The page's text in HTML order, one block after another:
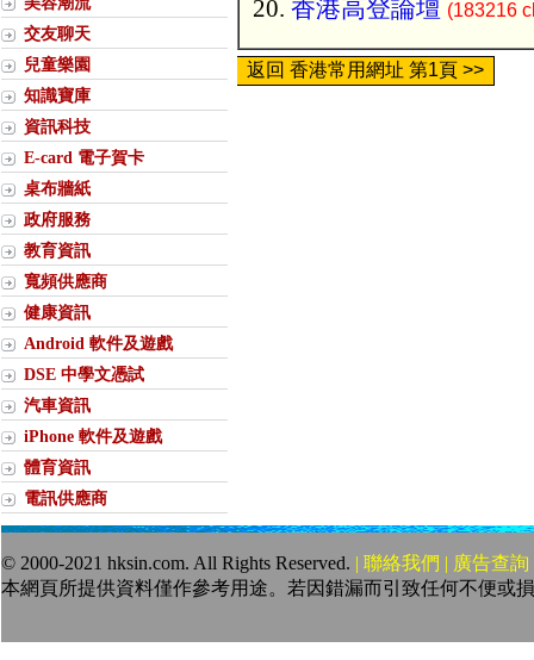
交友聊天
兒童樂園
知識寶庫
資訊科技
E-card 電子賀卡
桌布牆紙
政府服務
教育資訊
寬頻供應商
健康資訊
Android 軟件及遊戲
DSE 中學文憑試
汽車資訊
iPhone 軟件及遊戲
體育資訊
電訊供應商
香港高登論壇 (183216
返回 香港常用網址 第1頁 >>
© 2000-2021 hksin.com. All Rights Reserved. | 聯絡我們 | 廣告查詢
本網頁所提供資料僅作參考用途。若因錯漏而引致任何不便或